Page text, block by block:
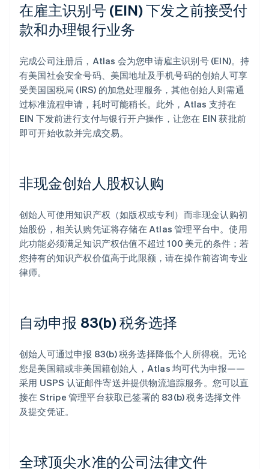
在雇主识别号 (EIN) 下发之前接受付
款和办理银行业务
完成公司注册后，Atlas 会为您申请雇主识别号 (EIN)。持
有美国社会安全号码、美国地址及手机号码的创始人可享
受美国国税局 (IRS) 的加急处理服务，其他创始人则需通
过标准流程申请，耗时可能稍长。此外，Atlas 支持在
EIN 下发前进行支付与银行开户操作，让您在 EIN 获批前
即可开始收款并完成交易。
非现金创始人股权认购
创始人可使用知识产权（如版权或专利）而非现金认购初
始股份，相关认购凭证将存储在 Atlas 管理平台中。使用
此功能必须满足知识产权估值不超过 100 美元的条件；若
您持有的知识产权价值高于此限额，请在操作前咨询专业
律师。
自动申报 83(b) 税务选择
创始人可通过申报 83(b) 税务选择降低个人所得税。无论
您是美国籍或非美国籍创始人，Atlas 均可代为申报——
采用 USPS 认证邮件寄送并提供物流追踪服务。您可以直
接在 Stripe 管理平台获取已签署的 83(b) 税务选择文件
及提交凭证。
全球顶尖水准的公司法律文件